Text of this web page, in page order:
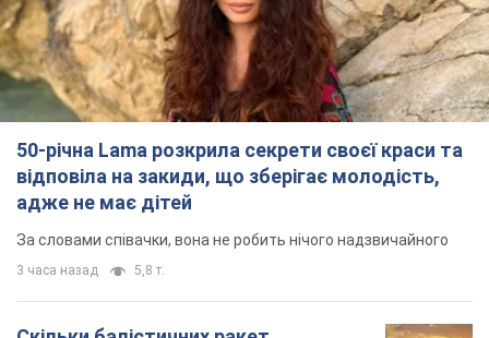
За словами співачки, вона не робить нічого надзвичайного
3 часа назад 5,8 т.
Скільки балістичних ракет
українська ППО перехопила в липні: у
Міноборони назвали цифру
Українська ППО працювала в умовах дефіциту
Ауріка Ротару через суд змінила